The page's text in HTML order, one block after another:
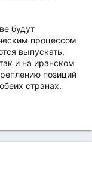
будут
процессом
выпускать,
и на иранском
позиций
странах.